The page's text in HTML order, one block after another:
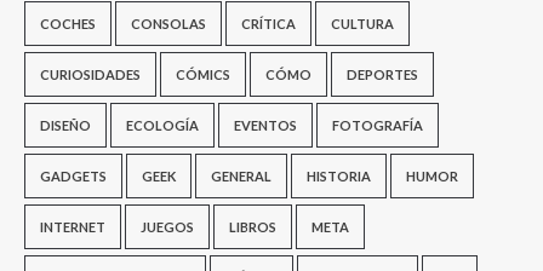
COCHES CONSOLAS CRÍTICA CULTURA
CURIOSIDADES CÓMICS CÓMO DEPORTES
DISEÑO ECOLOGÍA EVENTOS FOTOGRAFÍA
GADGETS GEEK GENERAL HISTORIA HUMOR
INTERNET JUEGOS LIBROS META